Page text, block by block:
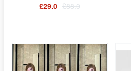
£29.0 £88.0